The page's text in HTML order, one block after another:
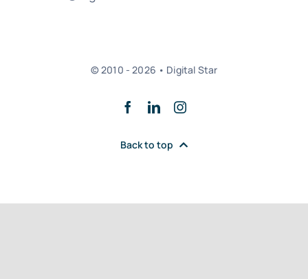
© 2010 - 2026 • Digital Star
Back to top